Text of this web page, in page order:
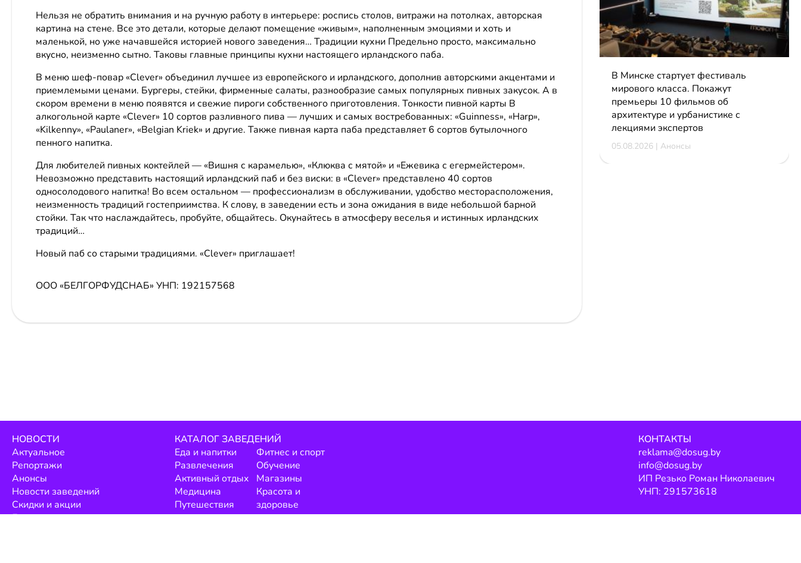
Нельзя не обратить внимания и на ручную работу в интерьере: роспись столов, витражи на потолках, авторская
картина на стене. Все это детали, которые делают помещение «живым», наполненным эмоциями и хоть и
маленькой, но уже начавшейся историей нового заведения… Традиции кухни Предельно просто, максимально
вкусно, неизменно сытно. Таковы главные принципы кухни настоящего ирландского паба.
В меню шеф-повар «Clever» объединил лучшее из европейского и ирландского, дополнив авторскими акцентами и
приемлемыми ценами. Бургеры, стейки, фирменные салаты, разнообразие самых популярных пивных закусок. А в
скором времени в меню появятся и свежие пироги собственного приготовления. Тонкости пивной карты В
алкогольной карте «Clever» 10 сортов разливного пива — лучших и самых востребованных: «Guinness», «Harp»,
«Kilkenny», «Paulaner», «Belgian Kriek» и другие. Также пивная карта паба представляет 6 сортов бутылочного
пенного напитка.
Для любителей пивных коктейлей — «Вишня с карамелью», «Клюква с мятой» и «Ежевика с егермейстером».
Невозможно представить настоящий ирландский паб и без виски: в «Clever» представлено 40 сортов
односолодового напитка! Во всем остальном — профессионализм в обслуживании, удобство месторасположения,
неизменность традиций гостеприимства. К слову, в заведении есть и зона ожидания в виде небольшой барной
стойки. Так что наслаждайтесь, пробуйте, общайтесь. Окунайтесь в атмосферу веселья и истинных ирландских
традиций…
Новый паб со старыми традициями. «Clever» приглашает!
ООО «БЕЛГОРФУДСНАБ» УНП: 192157568
В Минске стартует фестиваль
мирового класса. Покажут
премьеры 10 фильмов об
архитектуре и урбанистике с
лекциями экспертов
05.08.2026 | Анонсы
НОВОСТИ
Актуальное
Репортажи
Анонсы
Новости заведений
Скидки и акции
Блог
КАТАЛОГ ЗАВЕДЕНИЙ
Еда и напитки
Развлечения
Активный отдых
Медицина
Путешествия
Фитнес и спорт
Обучение
Магазины
Красота и
здоровье
КОНТАКТЫ
reklama@dosug.by
info@dosug.by
ИП Резько Роман Николаевич
УНП: 291573618